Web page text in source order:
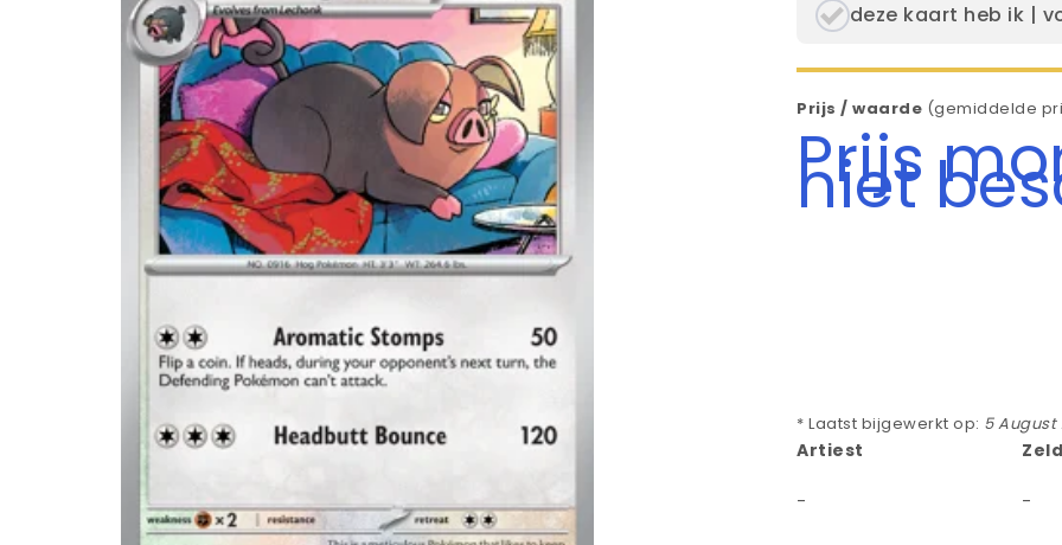
deze kaart heb ik |
Prijs / waarde (gemiddelde
Prijs
niet
* Laatst bijgewerkt op: 5 August
Artiest
- -